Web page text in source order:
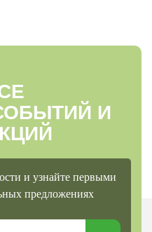
И
и узнайте первыми
предложениях